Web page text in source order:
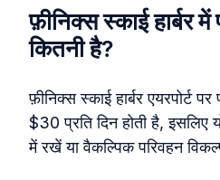
फ़ीनिक्स स्काई हार्बर में
कितनी है?
फ़ीनिक्स स्काई हार्बर एयरपोर्ट
$30 प्रति दिन होती है, इसलिए
में रखें या वैकल्पिक परिवहन